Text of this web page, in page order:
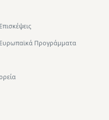
Ευρωπαϊκά Προγράμματα